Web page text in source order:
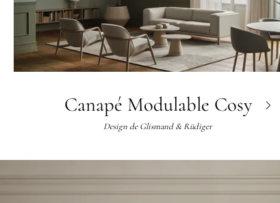
Canapé Modulable Cosy
Design deGlismand & Rüdiger